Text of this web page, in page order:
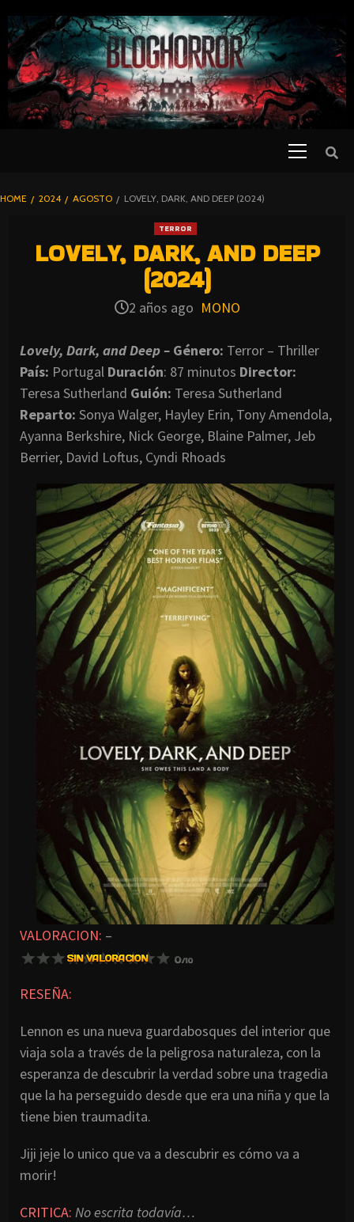
TO
CONTENT
BLOGHORROR
HOME 2024 AGOSTO LOVELY, DARK, AND DEEP (2024)
TERROR
LOVELY, DARK, AND DEEP
(2024)
2 años ago MONO
Lovely, Dark, and Deep – Género: Terror – Thriller
País: Portugal Duración: 87 minutos Director:
Teresa Sutherland Guión: Teresa Sutherland
Reparto: Sonya Walger, Hayley Erin, Tony Amendola,
Ayanna Berkshire, Nick George, Blaine Palmer, Jeb
Berrier, David Loftus, Cyndi Rhoads
VALORACION: –
RESEÑA:
Lennon es una nueva guardabosques del interior que
viaja sola a través de la peligrosa naturaleza, con la
esperanza de descubrir la verdad sobre una tragedia
que la ha perseguido desde que era una niña y que la
tiene bien traumadita.
Jiji jeje lo unico que va a descubrir es cómo va a
morir!
CRITICA: No escrita todavía…